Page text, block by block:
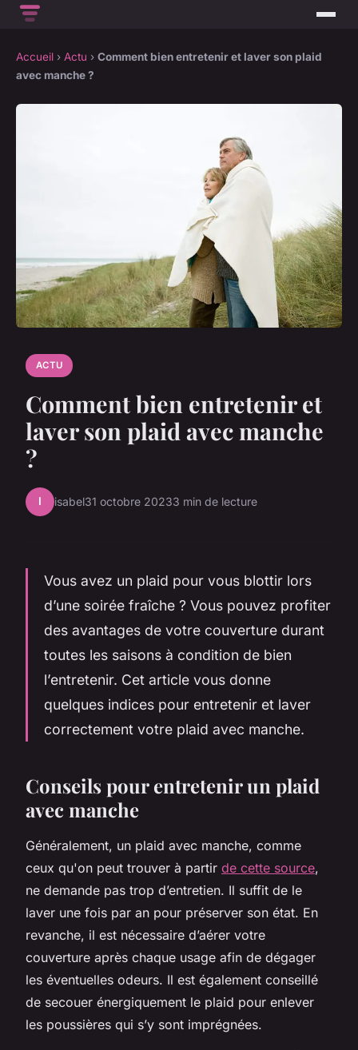
Accueil › Actu › Comment bien entretenir et laver son plaid
avec manche ?
ACTU
Comment bien entretenir et
laver son plaid avec manche
?
I isabel31 octobre 20233 min de lecture
Vous avez un plaid pour vous blottir lors
d’une soirée fraîche ? Vous pouvez profiter
des avantages de votre couverture durant
toutes les saisons à condition de bien
l’entretenir. Cet article vous donne
quelques indices pour entretenir et laver
correctement votre plaid avec manche.
Conseils pour entretenir un plaid
avec manche
Généralement, un plaid avec manche, comme
ceux qu'on peut trouver à partir de cette source,
ne demande pas trop d’entretien. Il suffit de le
laver une fois par an pour préserver son état. En
revanche, il est nécessaire d’aérer votre
couverture après chaque usage afin de dégager
les éventuelles odeurs. Il est également conseillé
de secouer énergiquement le plaid pour enlever
les poussières qui s’y sont imprégnées.